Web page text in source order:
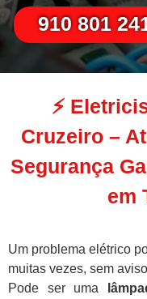
910 801
⚡
Cruzeiro –
Segurança
em
Um problema elétrico
muitas vezes, sem
Pode ser uma